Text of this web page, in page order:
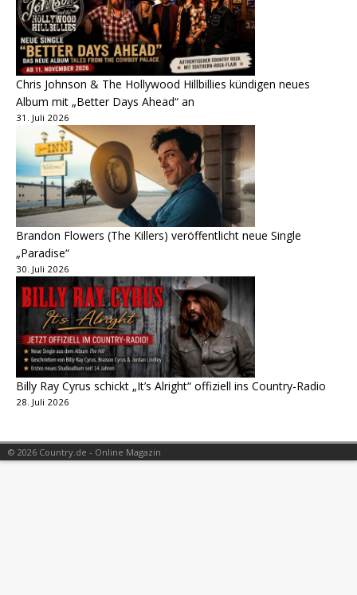
Chris Johnson & The Hollywood Hillbillies kündigen neues
Album mit „Better Days Ahead“ an
31. Juli 2026
Brandon Flowers (The Killers) veröffentlicht neue Single
„Paradise“
30. Juli 2026
Billy Ray Cyrus schickt „It’s Alright“ offiziell ins Country-Radio
28. Juli 2026
© 2026 Country.de - Online Magazin